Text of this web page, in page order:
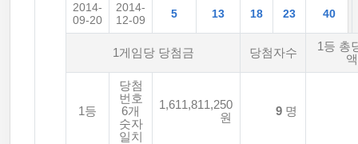
2014-
09-20
2014-
12-09
5 13 18 23 40
1게임당 당첨금 당첨자수
1등 총
액
1등
당첨
번호
6개
숫자
일치
1,611,811,250
원
9 명